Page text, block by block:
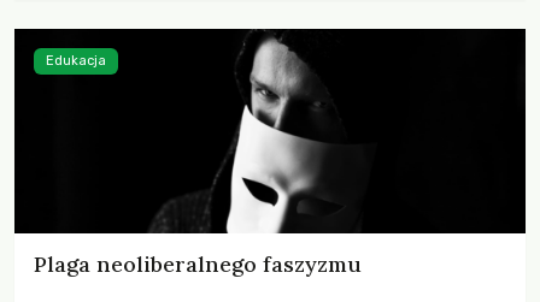
kryzysami i ubóstwem?
Plaga neoliberalnego faszyzmu
Edukacja